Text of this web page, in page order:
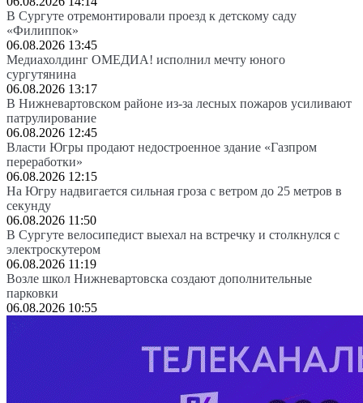
В Сургуте отремонтировали проезд к детскому саду
«Филиппок»
06.08.2026 13:45
Медиахолдинг ОМЕДИА! исполнил мечту юного
сургутянина
06.08.2026 13:17
В Нижневартовском районе из-за лесных пожаров усиливают
патрулирование
06.08.2026 12:45
Власти Югры продают недостроенное здание «Газпром
переработки»
06.08.2026 12:15
На Югру надвигается сильная гроза с ветром до 25 метров в
секунду
06.08.2026 11:50
В Сургуте велосипедист выехал на встречку и столкнулся с
электроскутером
06.08.2026 11:19
Возле школ Нижневартовска создают дополнительные
парковки
06.08.2026 10:55